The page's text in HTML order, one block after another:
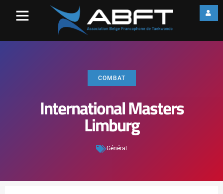
COMBAT
International Masters
Limburg
Général